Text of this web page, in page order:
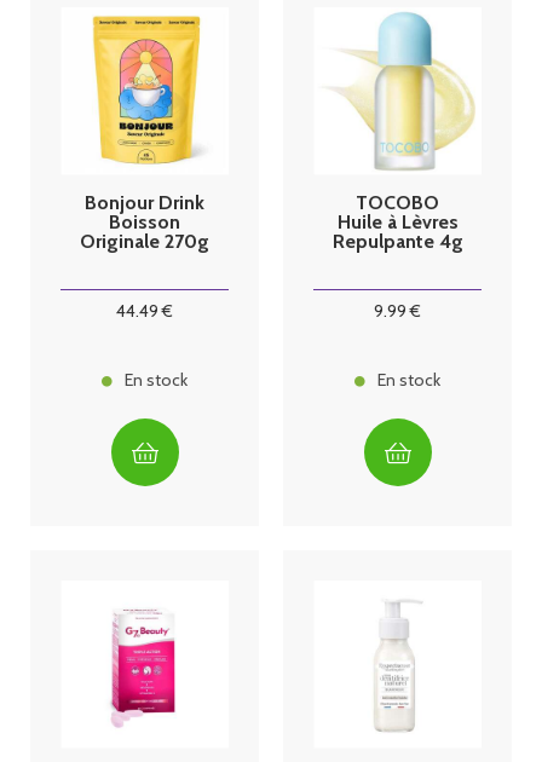
Bonjour Drink
Boisson
Originale 270g
44.49 €
En stock
TOCOBO
Huile à Lèvres
Repulpante 4g
9.99 €
En stock